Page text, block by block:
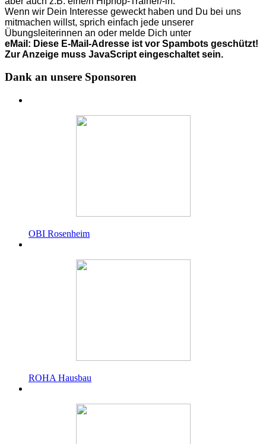
Wenn wir Dein Interesse geweckt haben und Du bei uns
mitmachen willst, sprich einfach jede unserer
Übungsleiterinnen an oder melde Dich unter
eMail: Diese E-Mail-Adresse ist vor Spambots geschützt!
Zur Anzeige muss JavaScript eingeschaltet sein.
Dank an unsere Sponsoren
OBI Rosenheim
ROHA Hausbau